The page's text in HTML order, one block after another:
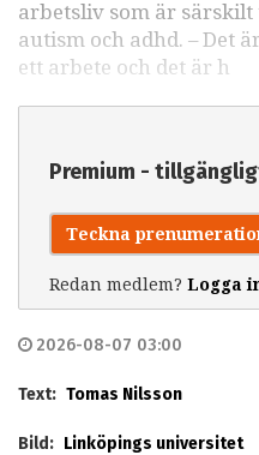
arbetsliv som är
autism och adhd. – Det
ett arbete och det är h
Premium -
Teckna
Redan medlem? Logga
2026-08-07 03:00
Text: Tomas Nilsson
Bild: Linköpings universitet